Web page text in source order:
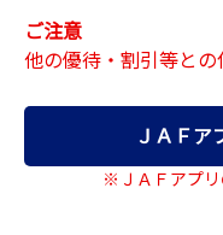
ご注意
他の優待・割引等との
ＪＡＦア
※ＪＡＦアプリ